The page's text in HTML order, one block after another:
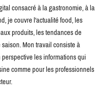
consacré à la gastronomie, à la
je couvre l'actualité food, les
produits, les tendances de
Mon travail consiste à
les informations qui
comme pour les professionnels